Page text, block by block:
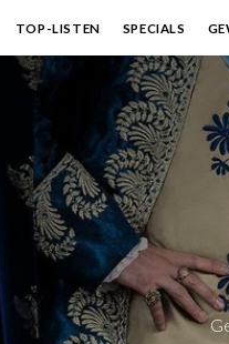
TOP-LISTEN SPECIALS